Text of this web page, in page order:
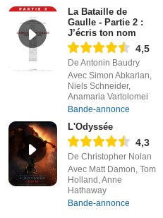
La Bataille de
Gaulle - Partie 2 :
J’écris ton nom
4,5
De Antonin Baudry
Avec Simon Abkarian,
Niels Schneider,
Anamaria Vartolomei
Bande-annonce
L'Odyssée
4,3
De Christopher Nolan
Avec Matt Damon, Tom
Holland, Anne
Hathaway
Bande-annonce